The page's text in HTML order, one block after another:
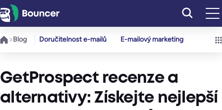
Přeskočit
na
obsah
Blog Doručitelnost e-mailů E-mailový marketing
GetProspect recenze a
alternativy: Získejte nejlepší